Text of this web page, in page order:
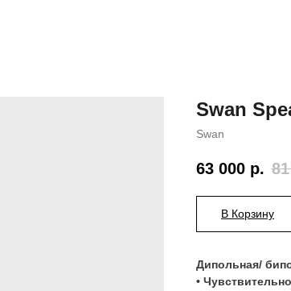
Swan
Swan
63 000 р.
В Корзину
Дипольная/
•